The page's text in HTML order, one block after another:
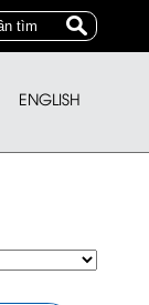
ENGLISH